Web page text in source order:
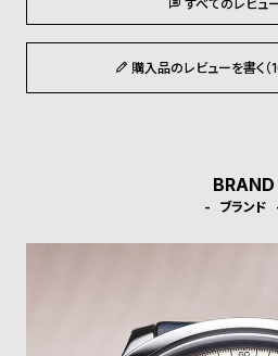
シ
グ
返
て
すべてのレビュ
購入品のレビューを書く（
BRAND
ブランド